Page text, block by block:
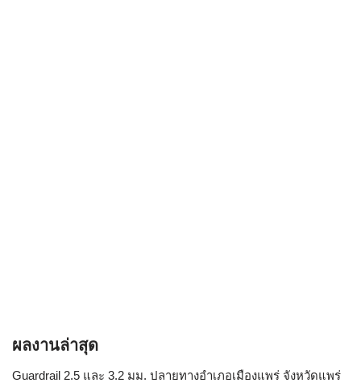
ผลงานล่าสุด
Guardrail 2.5 และ 3.2 มม. ปลายทางอำเภอเมืองแพร่ จังหวัดแพร่